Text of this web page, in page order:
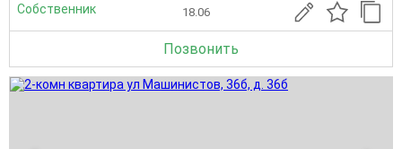
Собственник 18.06
Позвонить